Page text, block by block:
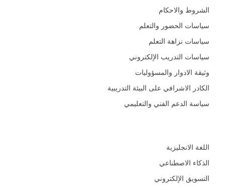
الشروط والاحكام
سياسات الحضور والتعلم
سياسات نزاهة التعلم
سياسات التدريب الإلكتروني
وثيقة الادوار والمسؤوليات
الكادر الاشرافي على البيئة التدريبية
سياسة الدعم الفني والتعليمي
اللغة الانجليزية
الذكاء الاصطناعي
التسويق الإلكتروني